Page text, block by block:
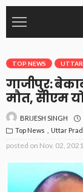
TOP NEWS UTTAR
गाजीपुर:
मौत, सीएम
BRIJESH SINGH
Top News
Uttar
posted on Nov. 02,